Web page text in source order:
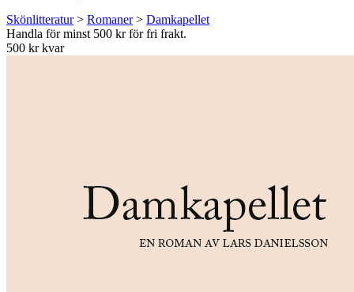
Skönlitteratur> Romaner> Damkapellet
Handla för minst 500 kr för fri frakt.
500 kr kvar